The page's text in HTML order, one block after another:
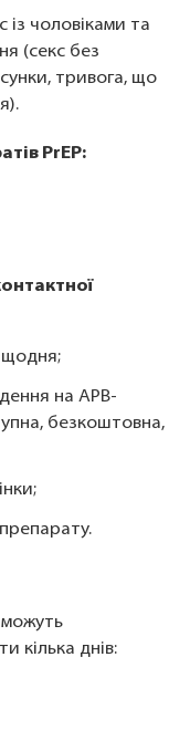
із чоловіками та
(секс без
тривога, що
PrEP:
щодня;
на АРВ-
безкоштовна,
можуть
кілька днів: